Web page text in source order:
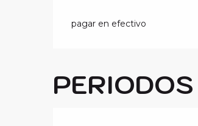
pagar en efectivo